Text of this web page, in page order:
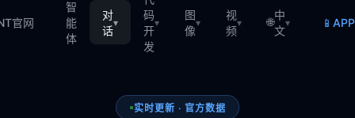
官网
智
能
体
对
话
▾
码
开
发
▾
图
像
▾
视
频
▾ 🌐
中
文
▾ 📱
实时更新 · 官方数据